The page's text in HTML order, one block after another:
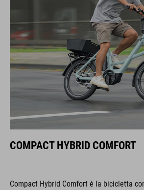
COMPACT HYBRID COMFORT
Compact Hybrid Comfort è la bicicletta